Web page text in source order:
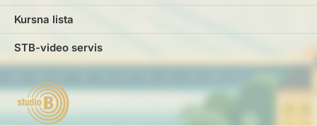
Kursna lista
STB-video servis